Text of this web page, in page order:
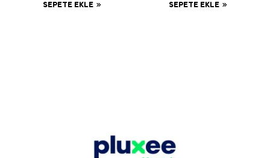
SEPETE EKLE SEPETE EKLE